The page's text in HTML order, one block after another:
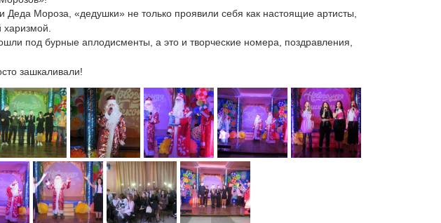
Деда Мороза, «дедушки» не только проявили себя как настоящие артисты,
харизмой.
под бурные аплодисменты, а это и творческие номера, поздравления,
зашкаливали!